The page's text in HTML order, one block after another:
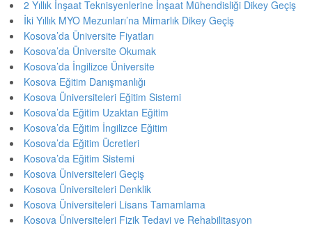
2 Yıllık İnşaat Teknisyenlerine İnşaat Mühendisliği Dikey Geçiş
İki Yıllık MYO Mezunları’na Mimarlık Dikey Geçiş
Kosova’da Üniversite Fiyatları
Kosova’da Üniversite Okumak
Kosova’da İngilizce Üniversite
Kosova Eğitim Danışmanlığı
Kosova Üniversiteleri Eğitim Sistemi
Kosova’da Eğitim Uzaktan Eğitim
Kosova’da Eğitim İngilizce Eğitim
Kosova’da Eğitim Ücretleri
Kosova’da Eğitim Sistemi
Kosova Üniversiteleri Geçiş
Kosova Üniversiteleri Denklik
Kosova Üniversiteleri Lisans Tamamlama
Kosova Üniversiteleri Fizik Tedavi ve Rehabilitasyon